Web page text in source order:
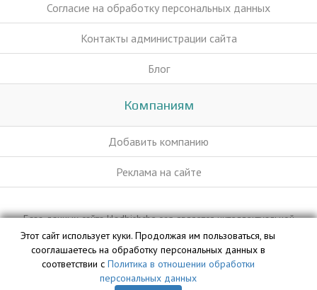
Согласие на обработку персональных данных
Контакты администрации сайта
Блог
Компаниям
Добавить компанию
Реклама на сайте
База данных сайта kladbishche.org является интеллектуальной
собственностью ООО «Профит» и охраняется законом.
Этот сайт использует куки. Продолжая им пользоваться, вы
сооглашаетесь на обработку персональных данных в
соответствии с Политика в отношении обработки
персональных данных